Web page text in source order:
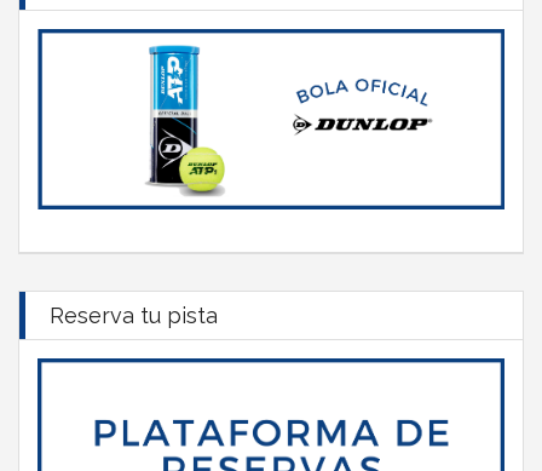
Reserva tu pista